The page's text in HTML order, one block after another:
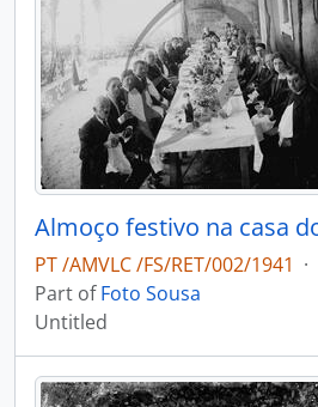
PT /AMVLC /FS/RET/002/1941 ·
Part ofFoto Sousa
Untitled